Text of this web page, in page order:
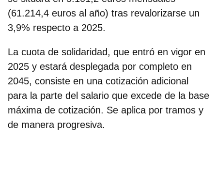
(61.214,4 euros al año) tras revalorizarse un
3,9% respecto a 2025.
La cuota de solidaridad, que entró en vigor en
2025 y estará desplegada por completo en
2045, consiste en una cotización adicional
para la parte del salario que excede de la base
máxima de cotización. Se aplica por tramos y
de manera progresiva.